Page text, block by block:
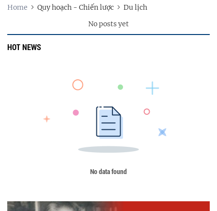
Home Quy hoạch - Chiến lược
Du lịch
No posts yet
HOT NEWS
No data found